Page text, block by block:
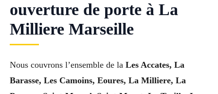
ouverture de porte à La
Milliere Marseille
Nous couvrons l’ensemble de la Les Accates, La
Barasse, Les Camoins, Eoures, La Milliere, La